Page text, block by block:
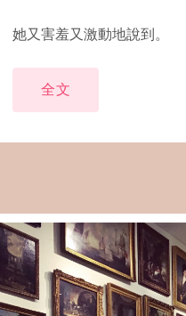
她又害羞又激動地說到。
全文